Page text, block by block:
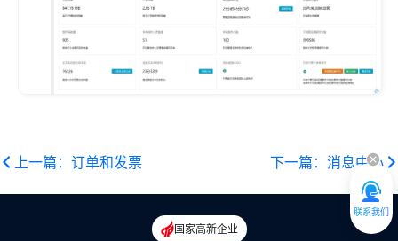
联系我们
上一篇：订单和发票 下一篇：消息中心
国家高新企业